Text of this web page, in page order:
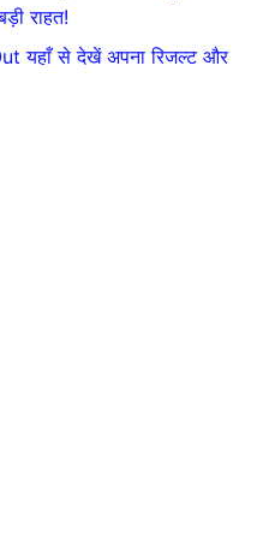
राहत!
यहाँ से देखें अपना रिजल्ट और